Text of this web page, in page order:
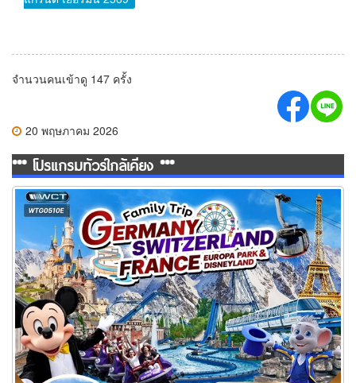
จำนวนคนเข้าดู 147 ครั้ง
20 พฤษภาคม 2026
*** โปรแกรมทัวร์ใกล้เคียง ***
ทัวร์เยอรมัน สวิสฯ(ทิตลิส) ฝรั่งเศส 2 สวนสนุก 10 วัน 7 คืน (TG)